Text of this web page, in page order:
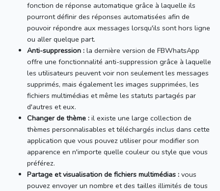
fonction de réponse automatique grâce à laquelle ils
pourront définir des réponses automatisées afin de
pouvoir répondre aux messages lorsqu'ils sont hors ligne
ou aller quelque part.
Anti-suppression : la dernière version de FBWhatsApp
offre une fonctionnalité anti-suppression grâce à laquelle
les utilisateurs peuvent voir non seulement les messages
supprimés, mais également les images supprimées, les
fichiers multimédias et même les statuts partagés par
d'autres et eux.
Changer de thème : il existe une large collection de
thèmes personnalisables et téléchargés inclus dans cette
application que vous pouvez utiliser pour modifier son
apparence en n'importe quelle couleur ou style que vous
préférez.
Partage et visualisation de fichiers multimédias : vous
pouvez envoyer un nombre et des tailles illimités de tous